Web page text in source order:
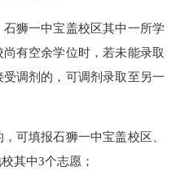
一中宝盖校区其中一所学
有空余学位时，若未能录取
受调剂的，可调剂录取至另一
填报石狮一中宝盖校区、
其中3个志愿；